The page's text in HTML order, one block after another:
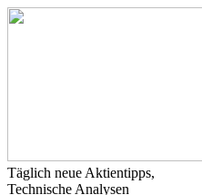
Täglich neue Aktientipps,
Technische Analysen